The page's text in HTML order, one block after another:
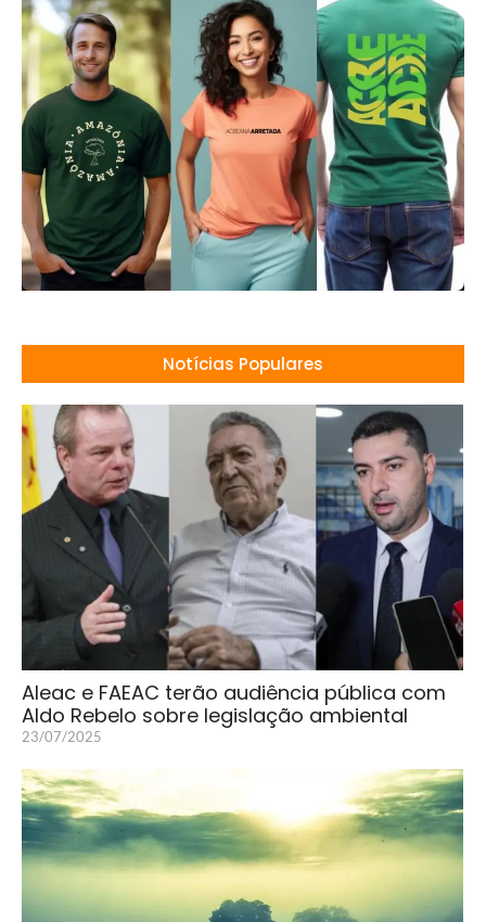
Notícias Populares
Aleac e FAEAC terão audiência pública com
Aldo Rebelo sobre legislação ambiental
23/07/2025